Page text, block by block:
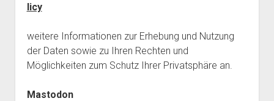
licy
weitere Informationen zur Erhebung und Nutzung
der Daten sowie zu Ihren Rechten und
Möglichkeiten zum Schutz Ihrer Privatsphäre an.
Mastodon